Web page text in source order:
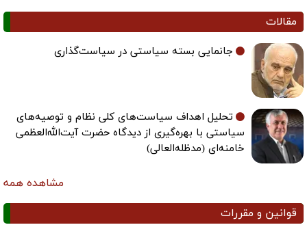
مقالات
جانمایی بسته سیاستی در سیاست‌گذاری
تحلیل اهداف سیاست‌های کلی نظام و توصیه‌های
سیاستی با بهره‌گیری از دیدگاه حضرت آیت‌الله‌العظمی
خامنه‌ای (مدظله‌العالی)
مشاهده همه
قوانین و مقررات